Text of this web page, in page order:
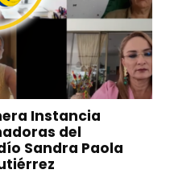
Instancia
del
Sandra Paola